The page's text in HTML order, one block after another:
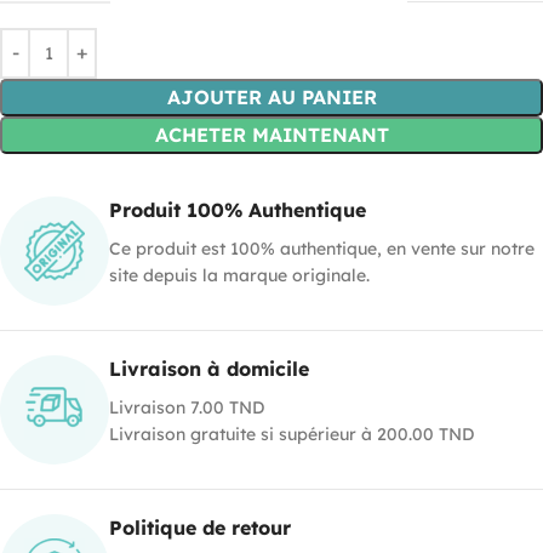
AJOUTER AU PANIER
ACHETER MAINTENANT
Produit 100% Authentique
Ce produit est 100% authentique, en vente sur notre
site depuis la marque originale.
Livraison à domicile
Livraison 7.00 TND
Livraison gratuite si supérieur à 200.00 TND
Politique de retour